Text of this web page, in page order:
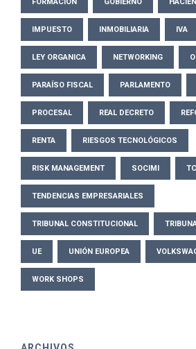
FORMACIÓN GOBIERNO
IMPUESTO INMOBILIARIA IVA
LEY ORGANICA NETWORKING
PARAÍSO FISCAL PARLAMENTO
PROCESAL REAL DECRETO
RENTA RIESGOS TECNOLÓGICOS
RISK MANAGEMENT SOCIMI TC
TENDENCIAS EMPRESARIALES
TRIBUNAL CONSTITUCIONAL
UE UNIÓN EUROPEA
WORK SHOPS